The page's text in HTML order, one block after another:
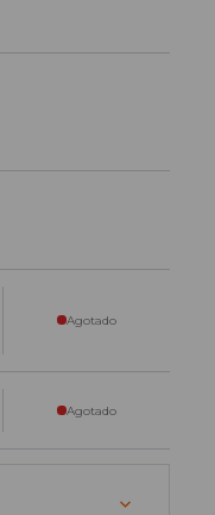
Agotado
Agotado